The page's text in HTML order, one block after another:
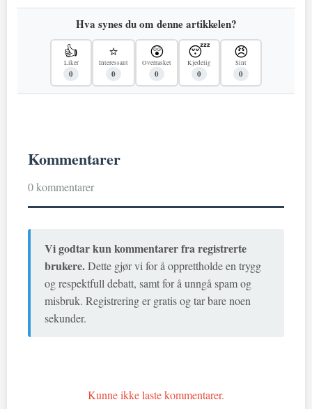
Hva synes du om denne artikkelen?
👍
Liker
0
⭐
Interessant
0
😲
Overrasket
0
😴
Kjedelig
0
😠
Sint
0
Kommentarer
0 kommentarer
Vi godtar kun kommentarer fra registrerte
brukere.Dette gjør vi for å opprettholde en trygg
og respektfull debatt, samt for å unngå spam og
misbruk. Registrering er gratis og tar bare noen
sekunder.
Kunne ikke laste kommentarer.